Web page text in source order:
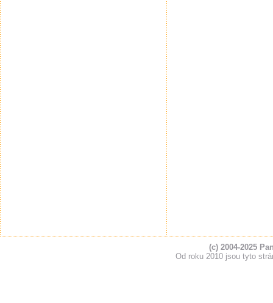
(c) 2004-2025
Od roku 2010 jsou tyto